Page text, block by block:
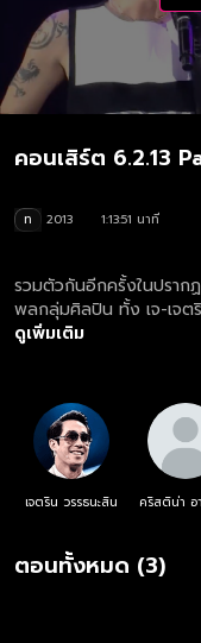
คอนเสิร์ต 6.2.13
ท 2013
1:13:51 นาที
รวมตัวกันอีกครั้งในปราก
พลกลุ่มศิลปิน ทั้ง เจ-เจต
ปฏิภาณ ปฐวีกานต์, ทาทา
และ “ชีวิต ความรัก น้ำใจ” (
ดูเพิ่มเติม
เจตริน วรรธนะสิน คริสติน่า อ
ตอนทั้งหมด (3)